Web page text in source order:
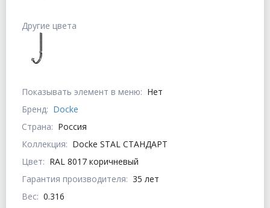
Показывать элемент в меню: Нет
Бренд: Docke
Страна: Россия
Коллекция: Docke STAL СТАНДАРТ
Цвет: RAL 8017 коричневый
Гарантия производителя: 35 лет
Вес: 0.316
Другие цвета